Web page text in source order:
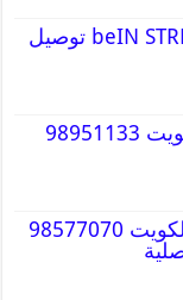
جهاز بي ان ستريم beIN STREAM توصيل
مكتب استخراج فيزا الكويت 98951133
شركة سماعات سقف الكويت 98577070